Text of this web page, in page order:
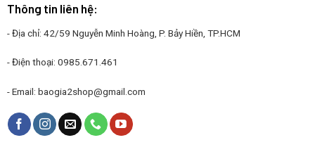
Thông tin liên hệ:
- Địa chỉ: 42/59 Nguyễn Minh Hoàng, P. Bảy Hiền, TP.HCM
- Điện thoại: 0985.671.461
- Email: baogia2shop@gmail.com